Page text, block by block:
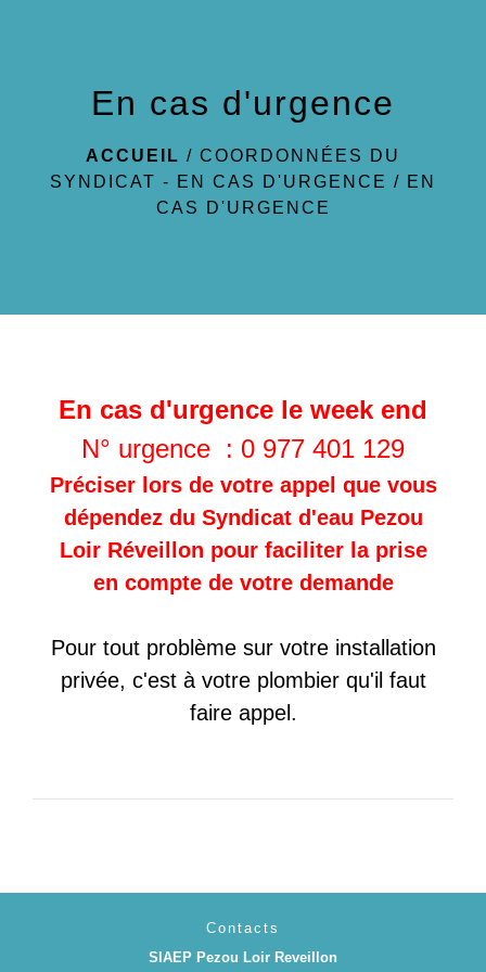
En cas d'urgence
ACCUEIL / COORDONNÉES DU
SYNDICAT - EN CAS D'URGENCE / EN
CAS D'URGENCE
En cas d'urgence le week end
N° urgence : 0 977 401 129
Préciser lors de votre appel que vous
dépendez du Syndicat d'eau Pezou
Loir Réveillon pour faciliter la prise
en compte de votre demande
Pour tout problème sur votre installation
privée, c'est à votre plombier qu'il faut
faire appel.
Contacts
SIAEP Pezou Loir Reveillon